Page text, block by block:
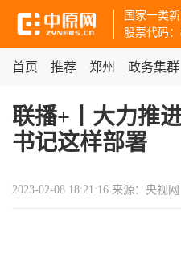
国家一类
股票代码：
首页 推荐 郑州 政务集群
联播+丨大力推
书记这样部署
2023-02-08 18:21:16 来源：央视网